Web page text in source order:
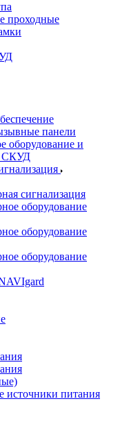
проходные
панели
оборудование и
СКУД
сигнализация
оборудование
оборудование
оборудование
питания